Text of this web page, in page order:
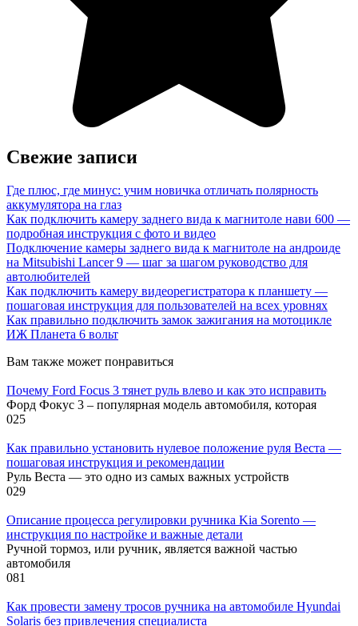
Свежие записи
Где плюс, где минус: учим новичка отличать полярность
аккумулятора на глаз
Как подключить камеру заднего вида к магнитоле нави 600 —
подробная инструкция с фото и видео
Подключение камеры заднего вида к магнитоле на андроиде
на Mitsubishi Lancer 9 — шаг за шагом руководство для
автолюбителей
Как подключить камеру видеорегистратора к планшету —
пошаговая инструкция для пользователей на всех уровнях
Как правильно подключить замок зажигания на мотоцикле
ИЖ Планета 6 вольт
Вам также может понравиться
Почему Ford Focus 3 тянет руль влево и как это исправить
Форд Фокус 3 – популярная модель автомобиля, которая
025
Как правильно установить нулевое положение руля Веста —
пошаговая инструкция и рекомендации
Руль Веста — это одно из самых важных устройств
029
Описание процесса регулировки ручника Kia Sorento —
инструкция по настройке и важные детали
Ручной тормоз, или ручник, является важной частью
автомобиля
081
Как провести замену тросов ручника на автомобиле Hyundai
Solaris без привлечения специалиста